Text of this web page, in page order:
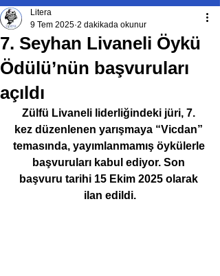
7. Seyhan Livaneli Öykü
Ödülü’nün başvuruları
açıldı
Litera
9 Tem 2025 2 dakikada okunur
Zülfü Livaneli liderliğindeki jüri, 7.
kez düzenlenen yarışmaya “Vicdan”
temasında, yayımlanmamış öykülerle
başvuruları kabul ediyor. Son
başvuru tarihi 15 Ekim 2025 olarak
ilan edildi.